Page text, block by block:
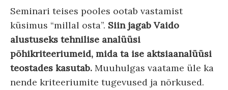
Seminari teises pooles ootab vastamist
küsimus “millal osta”. Siin jagab Vaido
alustuseks tehnilise analüüsi
põhikriteeriumeid, mida ta ise aktsiaanalüüsi
teostades kasutab. Muuhulgas vaatame üle ka
nende kriteeriumite tugevused ja nõrkused.